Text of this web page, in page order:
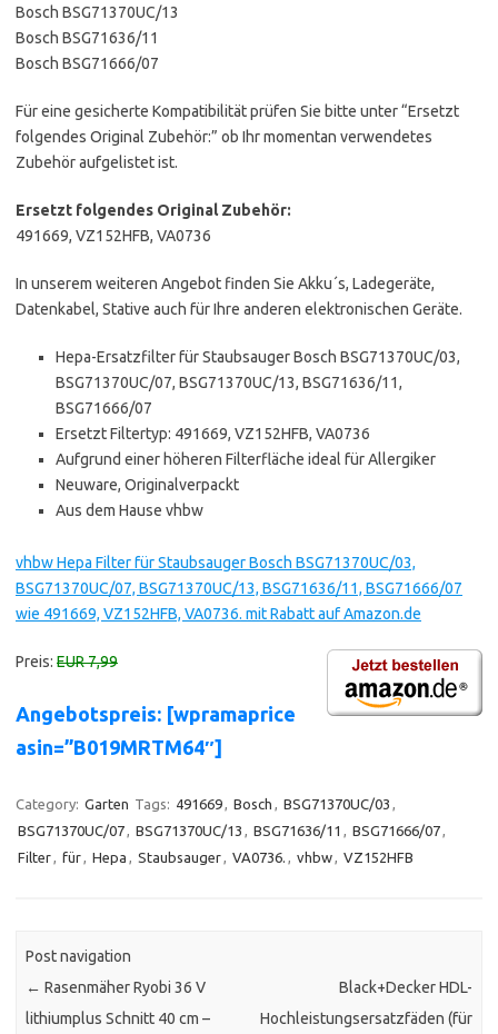
Bosch BSG71370UC/13
Bosch BSG71636/11
Bosch BSG71666/07
Für eine gesicherte Kompatibilität prüfen Sie bitte unter “Ersetzt
folgendes Original Zubehör:” ob Ihr momentan verwendetes
Zubehör aufgelistet ist.
Ersetzt folgendes Original Zubehör:
491669, VZ152HFB, VA0736
In unserem weiteren Angebot finden Sie Akku´s, Ladegeräte,
Datenkabel, Stative auch für Ihre anderen elektronischen Geräte.
Hepa-Ersatzfilter für Staubsauger Bosch BSG71370UC/03,
BSG71370UC/07, BSG71370UC/13, BSG71636/11,
BSG71666/07
Ersetzt Filtertyp: 491669, VZ152HFB, VA0736
Aufgrund einer höheren Filterfläche ideal für Allergiker
Neuware, Originalverpackt
Aus dem Hause vhbw
vhbw Hepa Filter für Staubsauger Bosch BSG71370UC/03,
BSG71370UC/07, BSG71370UC/13, BSG71636/11, BSG71666/07
wie 491669, VZ152HFB, VA0736. mit Rabatt auf Amazon.de
Preis: EUR 7,99
Angebotspreis: [wpramaprice
asin=”B019MRTM64″]
Category: Garten Tags: 491669, Bosch , BSG71370UC/03 ,
BSG71370UC/07, BSG71370UC/13 , BSG71636/11 , BSG71666/07,
Filter, für, Hepa , Staubsauger, VA0736. , vhbw, VZ152HFB
Post navigation
← Rasenmäher Ryobi 36 V
lithiumplus Schnitt 40 cm –
Black+Decker HDL-
Hochleistungsersatzfäden (für